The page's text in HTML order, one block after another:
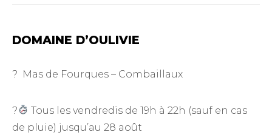
DOMAINE D’OULIVIE
? Mas de Fourques – Combaillaux
?
Tous les vendredis de 19h à 22h (sauf en cas
de pluie) jusqu’au 28 août